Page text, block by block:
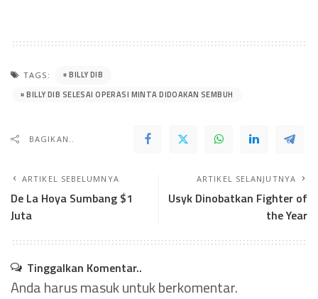
TAGS:
BILLY DIB
BILLY DIB SELESAI OPERASI MINTA DIDOAKAN SEMBUH
BAGIKAN..
ARTIKEL SEBELUMNYA
De La Hoya Sumbang $1
Juta
ARTIKEL SELANJUTNYA
Usyk Dinobatkan Fighter of
the Year
Tinggalkan Komentar..
Anda harusmasukuntuk berkomentar.